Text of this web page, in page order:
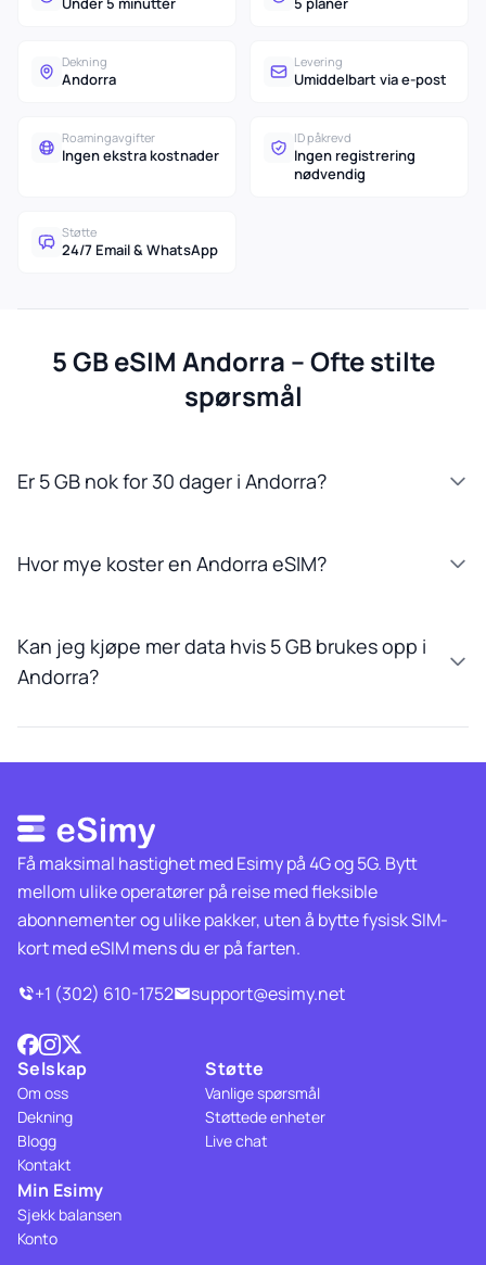
Dekning
Andorra
Levering
Umiddelbart via e-post
Roamingavgifter
Ingen ekstra kostnader
ID påkrevd
Ingen registrering
nødvendig
Støtte
24/7 Email & WhatsApp
5 GB eSIM Andorra – Ofte stilte
spørsmål
Er 5 GB nok for 30 dager i Andorra?
Hvor mye koster en Andorra eSIM?
Kan jeg kjøpe mer data hvis 5 GB brukes opp i
Andorra?
Få maksimal hastighet med Esimy på 4G og 5G. Bytt
mellom ulike operatører på reise med fleksible
abonnementer og ulike pakker, uten å bytte fysisk SIM-
kort med eSIM mens du er på farten.
+1 (302) 610-1752
support@esimy.net
Selskap
Om oss
Dekning
Blogg
Kontakt
Støtte
Vanlige spørsmål
Støttede enheter
Live chat
Min Esimy
Sjekk balansen
Konto